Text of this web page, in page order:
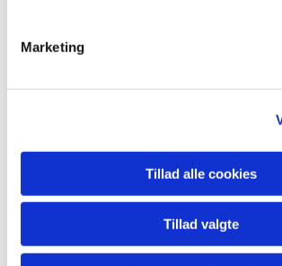
Marketing
Tillad alle cookies
Tillad valgte
Du vil måske også
lide...